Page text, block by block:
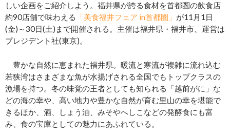
しい企画をご紹介しよう。福井県が誇る⾷材を⾸都圏の飲⾷店
約90店舗で味わえる
「美⾷福井フェア in⾸都圏」 が11⽉1日
(金)～30⽇(土)まで開催される。主催は福井県・福井市、運営は
プレジデント社(東京)。
豊かな⾃然に恵まれた福井県。暖流と寒流が複雑に流れ込む
若狭湾はさまざまな⿂が⽔揚げされる全国でもトップクラスの
漁場を持つ。冬の味覚の王者としても知られる「越前がに」な
どの海の幸や、⾼い地⼒や豊かな⾃然が育む⾥⼭の幸を堪能で
きるほか、酒、しょう油、みそやへしこなどの発酵⾷にも富
み、⾷の宝庫としての魅⼒にあふれている。